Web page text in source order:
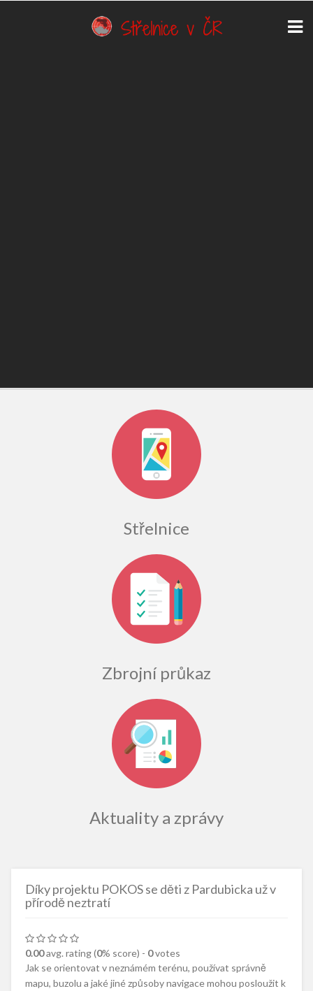
Střelnice
Zbrojní průkaz
Aktuality a zprávy
Díky projektu POKOS se děti z Pardubicka už v
přírodě neztratí
0.00avg. rating (0% score) - 0votes
Jak se orientovat v neznámém terénu, používat správně
mapu, buzolu a jaké jiné způsoby navigace mohou posloužit k